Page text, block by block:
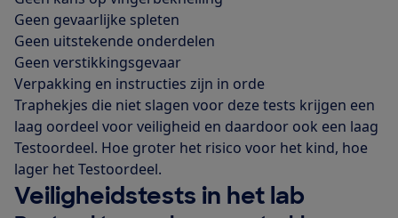
Geen gevaarlijke spleten
Geen uitstekende onderdelen
Geen verstikkingsgevaar
Verpakking en instructies zijn in orde
Traphekjes die niet slagen voor deze tests krijgen een
laag oordeel voor veiligheid en daardoor ook een laag
Testoordeel. Hoe groter het risico voor het kind, hoe
lager het Testoordeel.
Veiligheidstests in het lab